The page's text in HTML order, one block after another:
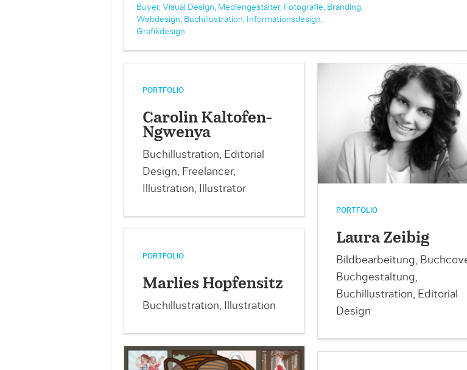
Buyer, Visual Design, Mediengestalter, Fotografie, Branding,
Webdesign, Buchillustration,
Informationsdesign,
Grafikdesign
PORTFOLIO
Carolin Kaltofen-
Ngwenya
Buchillustration, Editorial
Design, Freelancer,
Illustration, Illustrator
PORTFOLIO
Laura Zeibig
Bildbearbeitung,
Buchgestaltung,
Buchillustration, Editorial
Design
PORTFOLIO
Marlies Hopfensitz
Buchillustration, Illustration